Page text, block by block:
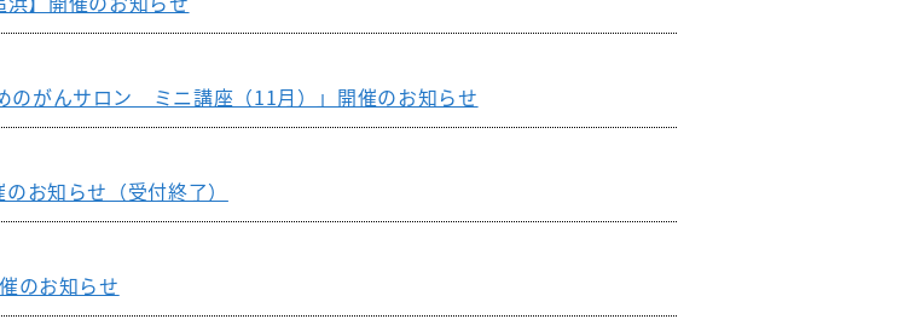
のがんサロン ミニ講座（11月）」開催のお知らせ
お知らせ（受付終了）
のお知らせ